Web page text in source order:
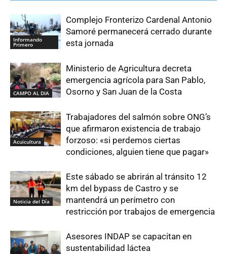
Informando
Primero
Complejo Fronterizo Cardenal Antonio
Samoré permanecerá cerrado durante
esta jornada
CAMPO AL DIA
Ministerio de Agricultura decreta
emergencia agrícola para San Pablo,
Osorno y San Juan de la Costa
Acuicultura
Trabajadores del salmón sobre ONG’s
que afirmaron existencia de trabajo
forzoso: «si perdemos ciertas
condiciones, alguien tiene que pagar»
Noticia del Día
Este sábado se abrirán al tránsito 12
km del bypass de Castro y se
mantendrá un perímetro con
restricción por trabajos de emergencia
Asesores INDAP se capacitan en
sustentabilidad láctea